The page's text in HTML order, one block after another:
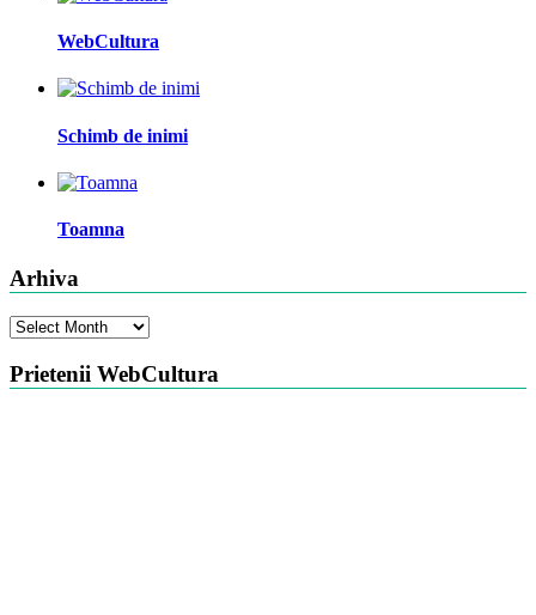
WebCultura
Schimb de inimi
Toamna
Arhiva
Arhiva
Prietenii WebCultura